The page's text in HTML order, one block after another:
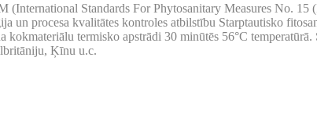
Standards For Phytosanitary Measures No. 15
un procesa kvalitātes kontroles atbilstību Starptautisko
termisko apstrādi 30 minūtēs 56°C
Ķīnu u.c.